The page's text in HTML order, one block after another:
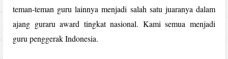
teman-teman guru lainnya menjadi salah satu juaranya dalam
ajang guraru award tingkat nasional. Kami semua menjadi
guru penggerak Indonesia.